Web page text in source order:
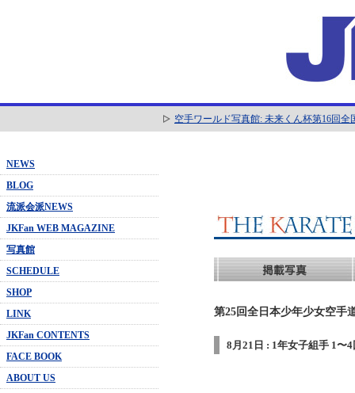
空手ワールド写真館: 未来くん杯第16回
NEWS
BLOG
流派会派NEWS
JKFan WEB MAGAZINE
写真館
SCHEDULE
SHOP
LINK
JKFan CONTENTS
FACE BOOK
ABOUT US
第25回全日本少年少女空手
8月21日 : 1年女子組手 1〜